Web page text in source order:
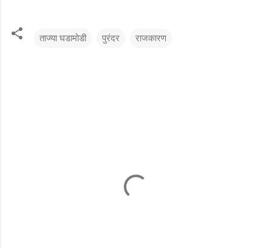
ताज्या घडामोडी पुरंदर राजकारण